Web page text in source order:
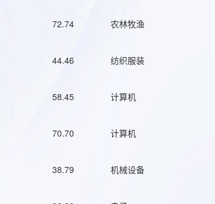
72.74 农林牧渔
44.46 纺织服装
58.45 计算机
70.70 计算机
38.79 机械设备